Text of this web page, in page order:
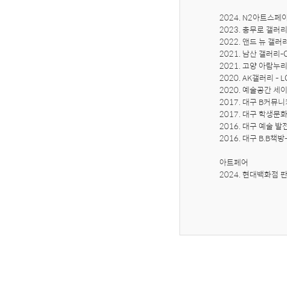
2024. N2아트스페
2023. 충무로 갤러
2022. 앤드 뉴 갤러
2021. 남산 갤러리
2021. 고양 아람누
2020. AK갤러리 -
2020. 예술공간 세
2017. 대구 B커뮤
2017. 대구 학생문
2016. 대구 예술 발
2016. 대구 B.B책방
아트페어
2024. 현대백화점